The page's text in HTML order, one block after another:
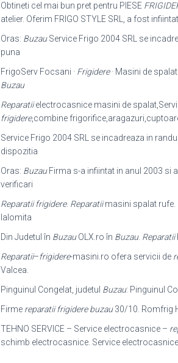
Obtineti cel mai bun pret pentru PIESE
atelier. Oferim FRIGO STYLE SRL, a fost
Oras: BuzauService Frigo 2004 SRL se
puna
FrigoServ Focsani · Frigidere· Masini de spalat
Buzau
Reparatiielectrocasnice masini de
frigidere,combine
Service Frigo 2004 SRL se incadreaza in
dispozitia
Oras: BuzauFirma s-a infiintat in anul 2003 si
verificari
Reparatii frigidere. Reparatiimasini spalat rufe.
Ialomita
Din Judetul în BuzauOLX.ro în Buzau. Reparatii
Reparatii–frigidere-masini.ro ofera servicii de
Valcea.
Pinguinul Congelat, judetul Buzau: Pinguinul
Firme reparatii frigidere buzau30/10. Romfrig
TEHNO SERVICE – Service electrocasnice –
schimb electrocasnice. Service electrocasnice